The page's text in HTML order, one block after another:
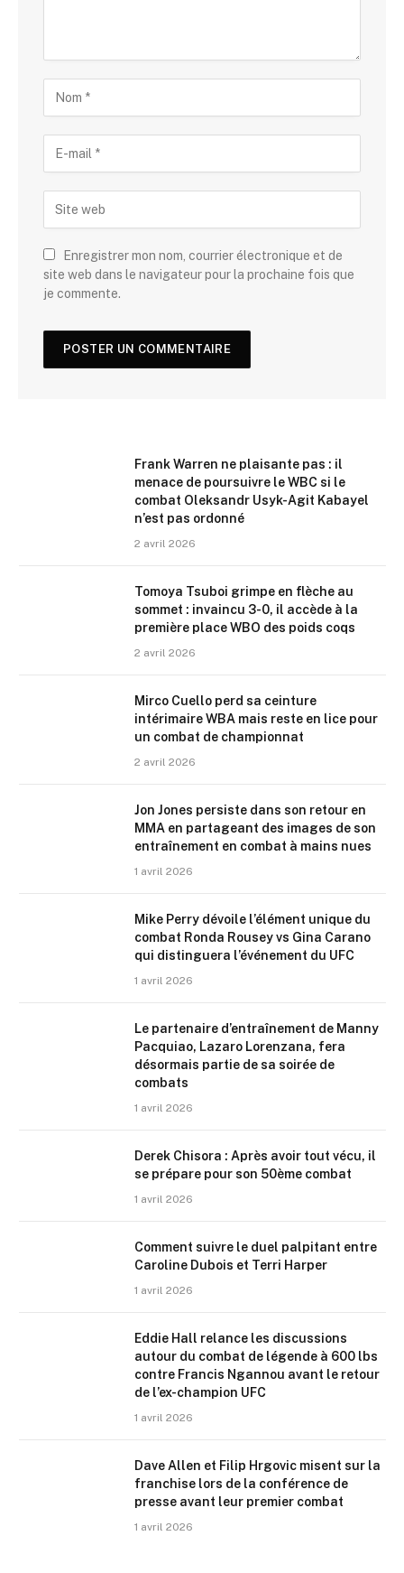
Enregistrer mon nom, courrier électronique et de
site web dans le navigateur pour la prochaine fois que
je commente.
Frank Warren ne plaisante pas : il
menace de poursuivre le WBC si le
combat Oleksandr Usyk-Agit Kabayel
n’est pas ordonné
2 avril 2026
Tomoya Tsuboi grimpe en flèche au
sommet : invaincu 3-0, il accède à la
première place WBO des poids coqs
2 avril 2026
Mirco Cuello perd sa ceinture
intérimaire WBA mais reste en lice pour
un combat de championnat
2 avril 2026
Jon Jones persiste dans son retour en
MMA en partageant des images de son
entraînement en combat à mains nues
1 avril 2026
Mike Perry dévoile l’élément unique du
combat Ronda Rousey vs Gina Carano
qui distinguera l’événement du UFC
1 avril 2026
Le partenaire d’entraînement de Manny
Pacquiao, Lazaro Lorenzana, fera
désormais partie de sa soirée de
combats
1 avril 2026
Derek Chisora : Après avoir tout vécu, il
se prépare pour son 50ème combat
1 avril 2026
Comment suivre le duel palpitant entre
Caroline Dubois et Terri Harper
1 avril 2026
Eddie Hall relance les discussions
autour du combat de légende à 600 lbs
contre Francis Ngannou avant le retour
de l’ex-champion UFC
1 avril 2026
Dave Allen et Filip Hrgovic misent sur la
franchise lors de la conférence de
presse avant leur premier combat
1 avril 2026